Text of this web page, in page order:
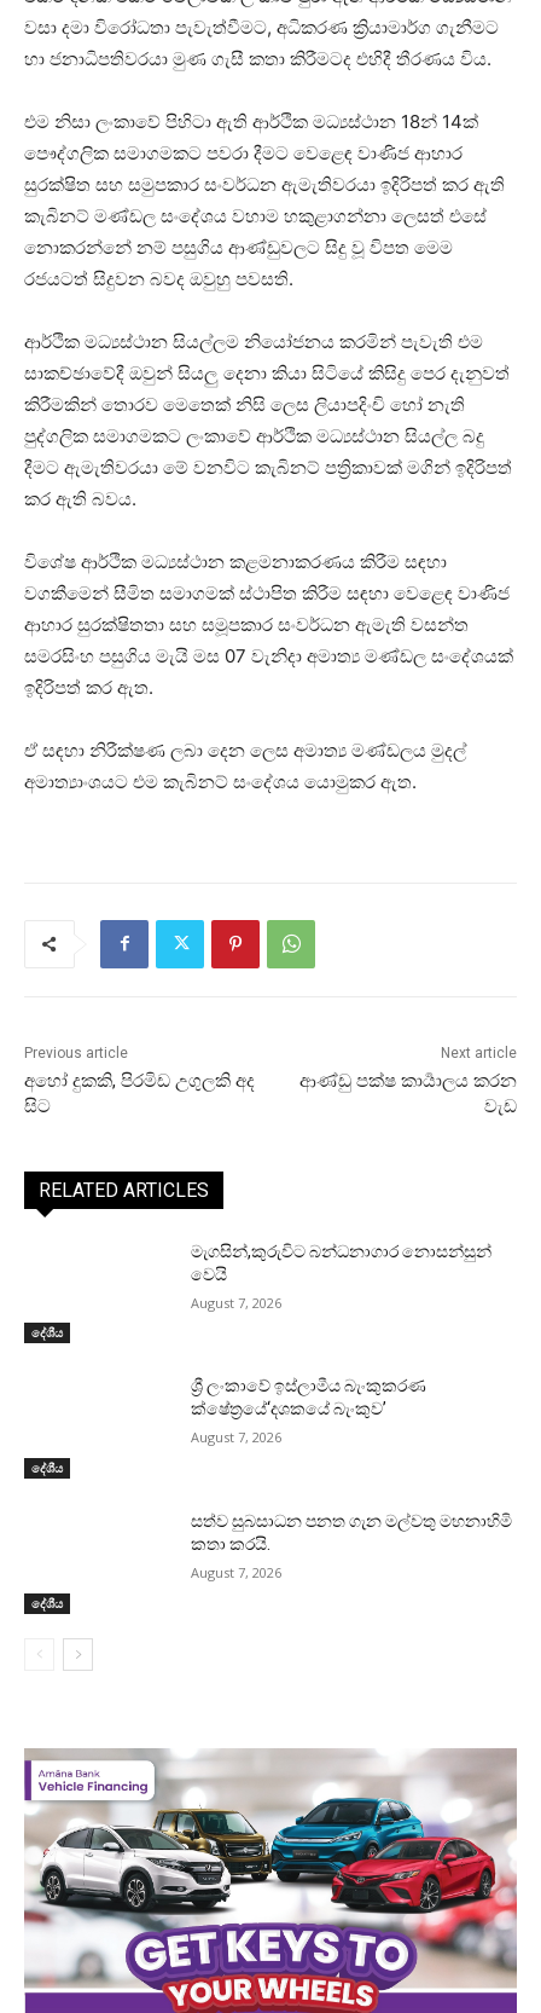
වසා දමා විරෝධතා පැවැත්වීමට, අධිකරණ ක්‍රියාමාර්ග ගැනීමට
හා ජනාධිපතිවරයා මුණ ගැසී කතා කිරීමටද එහිදී තීරණය විය.
එම නිසා ලංකාවේ පිහිටා ඇති ආර්ථික මධ්‍යස්ථාන 18න් 14ක්
පෞද්ගලික සමාගමකට පවරා දීමට වෙළෙඳ වාණිජ ආහාර
සුරක්ෂිත සහ සමුපකාර සංවර්ධන ඇමැතිවරයා ඉදිරිපත් කර ඇති
කැබිනට් මණ්ඩල සංදේශය වහාම හකුළාගන්නා ලෙසත් එසේ
නොකරන්නේ නම් පසුගිය ආණ්ඩුවලට සිදු වූ විපත මෙම
රජයටත් සිදුවන බවද ඔවුහු පවසති.
ආර්ථික මධ්‍යස්ථාන සියල්ලම නියෝජනය කරමින් පැවැති එම
සාකච්ඡාවේදී ඔවුන් සියලු දෙනා කියා සිටියේ කිසිදු පෙර දැනුවත්
කිරීමකින් තොරව මෙතෙක් නිසි ලෙස ලියාපදිංචි හෝ නැති
පුද්ගලික සමාගමකට ලංකාවේ ආර්ථික මධ්‍යස්ථාන සියල්ල බදු
දීමට ඇමැතිවරයා මේ වනවිට කැබිනට් පත්‍රිකාවක් මගින් ඉදිරිපත්
කර ඇති බවය.
විශේෂ ආර්ථික මධ්‍යස්ථාන කළමනාකරණය කිරීම සඳහා
වගකීමෙන් සීමිත සමාගමක් ස්ථාපිත කිරීම සඳහා වෙළෙඳ වාණිජ
ආහාර සුරක්ෂිතතා සහ සමූපකාර සංවර්ධන ඇමැති වසන්ත
සමරසිංහ පසුගිය මැයි මස 07 වැනිදා අමාත්‍ය මණ්ඩල සංදේශයක්
ඉදිරිපත් කර ඇත.
ඒ සඳහා නිරීක්ෂණ ලබා දෙන ලෙස අමාත්‍ය මණ්ඩලය මුදල්
අමාත්‍යාංශයට එම කැබිනට් සංදේශය යොමුකර ඇත.
Previous article
අහෝ දුකකි, පිරමිඩ උගුලකි අද
සිට
Next article
ආණ්ඩු පක්ෂ කාර්‍යාලය කරන
වැඩ
RELATED ARTICLES
දේශීය
මැගසින්,කුරුවිට බන්ධනාගාර නොසන්සුන්
වෙයි
August 7, 2026
දේශීය
ශ්‍රී ලංකාවේ ඉස්ලාමීය බැංකුකරණ
ක්ෂේත්‍රයේ‘දශකයේ බැංකුව’
August 7, 2026
දේශීය
සත්ව සුබසාධන පනත ගැන මල්වතු මහනාහිමි
කතා කරයි.
August 7, 2026